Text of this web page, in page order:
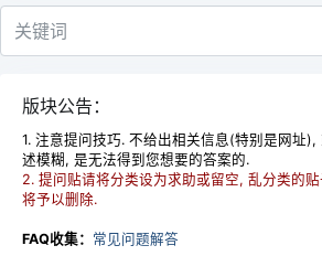
版块公告：
1. 注意提问技巧. 不给出相关信息(特别是网址
述模糊, 是无法得到您想要的答案的.
2. 提问贴请将分类设为求助或留空, 乱分类的
将予以删除.
FAQ收集： 常见问题解答